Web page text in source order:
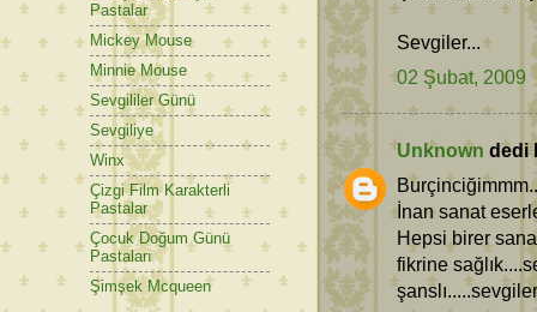
Sevgiler...
02 Şubat, 2009
Unknown dedi
İnan sanat
Hepsi birer
fikrine
Pastalar
Mickey Mouse
Minnie Mouse
Sevgililer Günü
Sevgiliye
Winx
Çizgi Film Karakterli
Pastalar
Çocuk Doğum Günü
Pastaları
Şimşek Mcqueen